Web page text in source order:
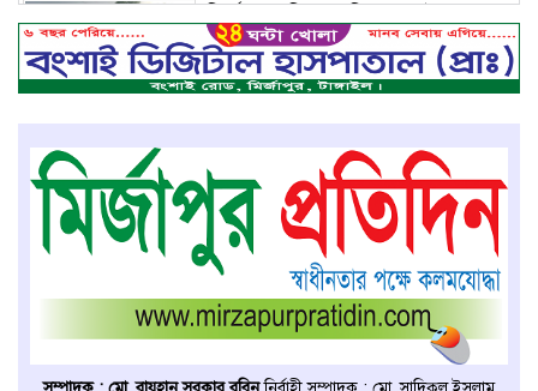
দুয়ারি জাল ধ্বংস
মির্জাপুরে বহুরিয়া সরকারি প্রাথমিক
বিদ্যালয়ের ম্যানেজিং কমিটি গঠন
মির্জাপুরে ধান ভিজে যাওয়াকে কেন্দ্র
করে ছোট ভাইয়ের হামলায় বড় ভাই